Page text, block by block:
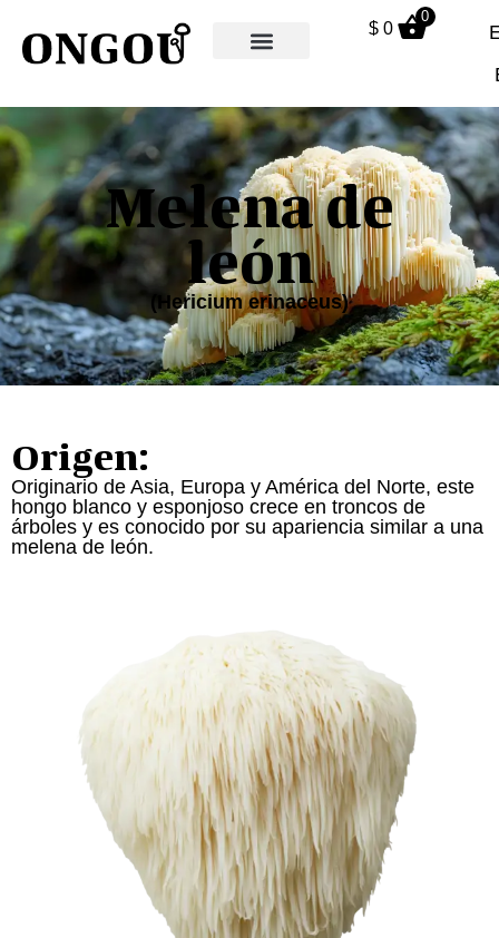
$0
0
Melena de
león
(Hericium erinaceus)
Origen:
Originario de Asia, Europa y América del Norte, este
hongo blanco y esponjoso crece en troncos de
árboles y es conocido por su apariencia similar a una
melena de león.